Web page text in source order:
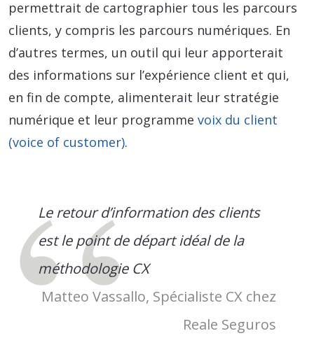
permettrait de cartographier tous les parcours
clients, y compris les parcours numériques. En
d’autres termes, un outil qui leur apporterait
des informations sur l’expérience client et qui,
en fin de compte, alimenterait leur stratégie
numérique et leur programme voix du client
(voice of customer).
Le retour d’information des clients
est le point de départ idéal de la
méthodologie CX
Matteo Vassallo, Spécialiste CX chez
Reale Seguros